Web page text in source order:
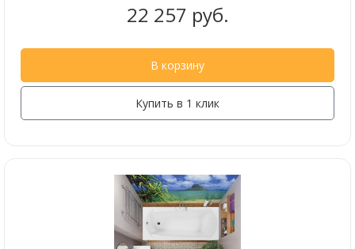
22 257 руб.
В корзину
Купить в 1 клик